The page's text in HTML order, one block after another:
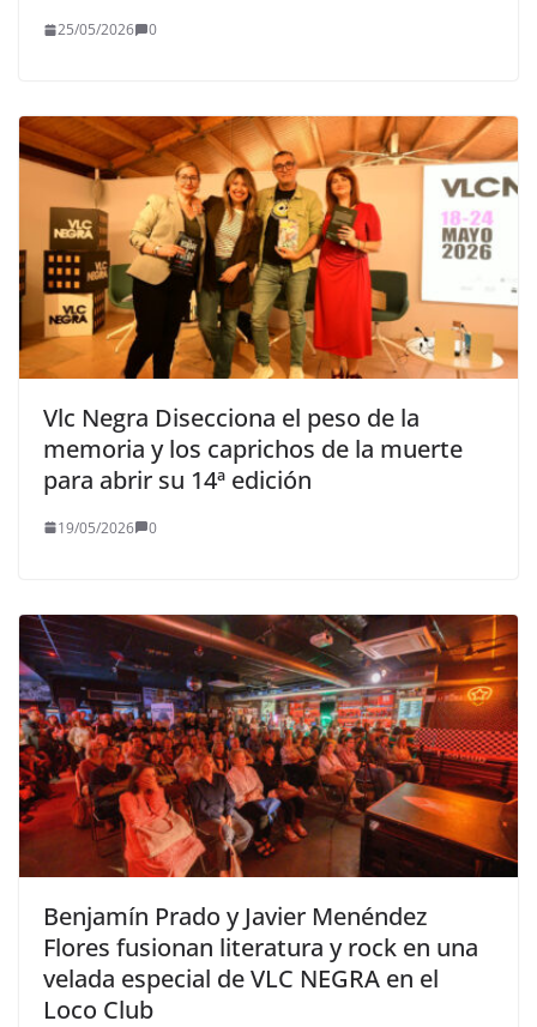
25/05/2026 0
Vlc Negra Disecciona el peso de la
memoria y los caprichos de la muerte
para abrir su 14ª edición
19/05/2026 0
Benjamín Prado y Javier Menéndez
Flores fusionan literatura y rock en una
velada especial de VLC NEGRA en el
Loco Club